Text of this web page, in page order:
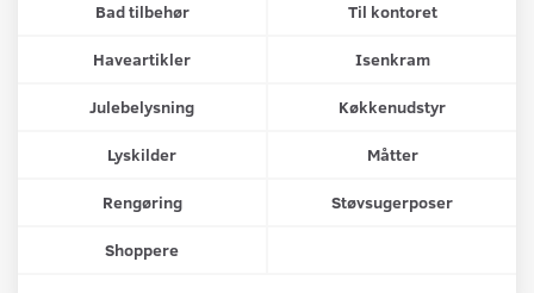
Bad tilbehør Til kontoret
Haveartikler Isenkram
Julebelysning Køkkenudstyr
Lyskilder Måtter
Rengøring Støvsugerposer
Shoppere